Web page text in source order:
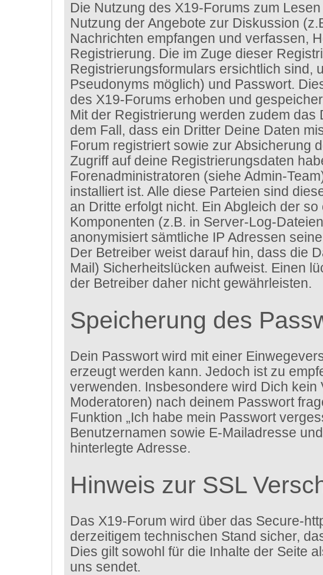
Die Nutzung des X19-Forums zum
Nutzung der Angebote zur Diskussion
Nachrichten empfangen und verfassen,
Registrierung. Die im Zuge dieser
Registrierungsformulars ersichtlich sind,
Pseudonyms möglich) und Passwort.
des X19-Forums erhoben und
Mit der Registrierung werden zudem
dem Fall, dass ein Dritter Deine Daten
Forum registriert sowie zur Absicherung
Zugriff auf deine Registrierungsdaten
Forenadministratoren (siehe Admin-
installiert ist. Alle diese Parteien sind
an Dritte erfolgt nicht. Ein Abgleich der
Komponenten (z.B. in Server-Log-
anonymisiert sämtliche IP Adressen
Der Betreiber weist darauf hin, dass die
Mail) Sicherheitslücken aufweist. Einen
der Betreiber daher nicht gewährleisten.
Speicherung des
Dein Passwort wird mit einer
erzeugt werden kann. Jedoch ist zu
verwenden. Insbesondere wird Dich
Moderatoren) nach deinem Passwort
Funktion „Ich habe mein Passwort
Benutzernamen sowie E-Mailadresse
hinterlegte Adresse.
Hinweis zur SSL
Das X19-Forum wird über das Secure-
derzeitigem technischen Stand sicher,
Dies gilt sowohl für die Inhalte der Seite
uns sendet.